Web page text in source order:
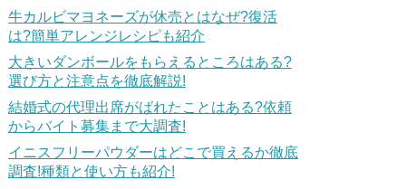
牛カルビマヨネーズが休売とはなぜ?復活
は?簡単アレンジレシピも紹介
大きいダンボールをもらえるところはある?
選び方と注意点を徹底解説!
結婚式の代理出席がばれたことはある?依頼
からバイト募集まで大調査!
イニスフリーパウダーはどこで買えるか徹底
調査!種類と使い方も紹介!